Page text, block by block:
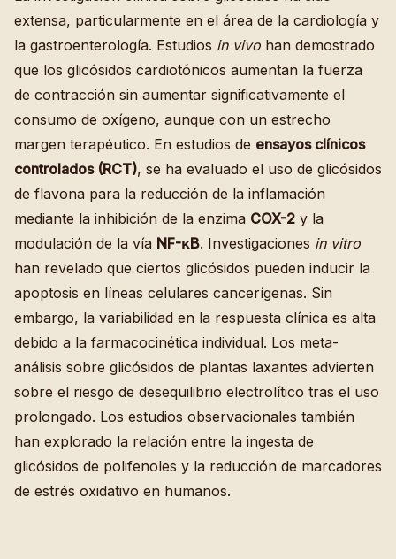
extensa, particularmente en el área de la cardiología y
la gastroenterología. Estudios in vivo han demostrado
que los glicósidos cardiotónicos aumentan la fuerza
de contracción sin aumentar significativamente el
consumo de oxígeno, aunque con un estrecho
margen terapéutico. En estudios de ensayos clínicos
controlados (RCT), se ha evaluado el uso de glicósidos
de flavona para la reducción de la inflamación
mediante la inhibición de la enzima COX-2 y la
modulación de la vía NF-κB. Investigaciones in vitro
han revelado que ciertos glicósidos pueden inducir la
apoptosis en líneas celulares cancerígenas. Sin
embargo, la variabilidad en la respuesta clínica es alta
debido a la farmacocinética individual. Los meta-
análisis sobre glicósidos de plantas laxantes advierten
sobre el riesgo de desequilibrio electrolítico tras el uso
prolongado. Los estudios observacionales también
han explorado la relación entre la ingesta de
glicósidos de polifenoles y la reducción de marcadores
de estrés oxidativo en humanos.